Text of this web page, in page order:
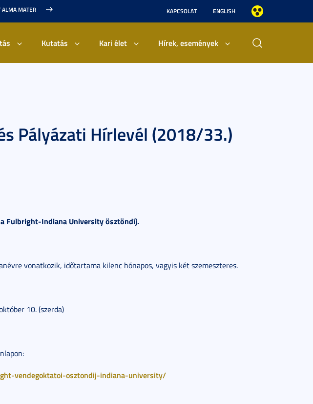
MATER KAPCSOLAT ENGLISH
Kutatás Kari élet Hírek, események
Pályázati Hírlevél (2018/33.)
Fulbright-Indiana University ösztöndíj.
vonatkozik, időtartama kilenc hónapos, vagyis két szemeszteres.
10. (szerda)
vendegoktatoi-osztondij-indiana-university/